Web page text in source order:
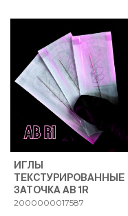
ИГЛЫ
ТЕКСТУРИРОВАННЫЕ
ЗАТОЧКА АВ 1R
2000000017587